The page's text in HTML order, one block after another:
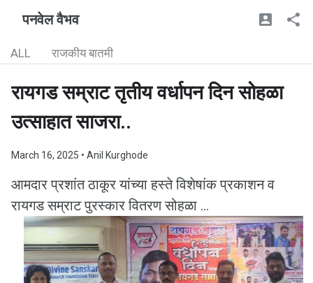
पनवेल वैभव
ALL राजकीय बातमी
रायगड सम्राट तृतीय वर्धापन दिन सोहळा
उत्साहात साजरा..
March 16, 2025 • Anil Kurghode
आमदार प्रशांत ठाकूर यांच्या हस्ते विशेषांक प्रकाशन व
रायगड सम्राट पुरस्कार वितरण सोहळा ...